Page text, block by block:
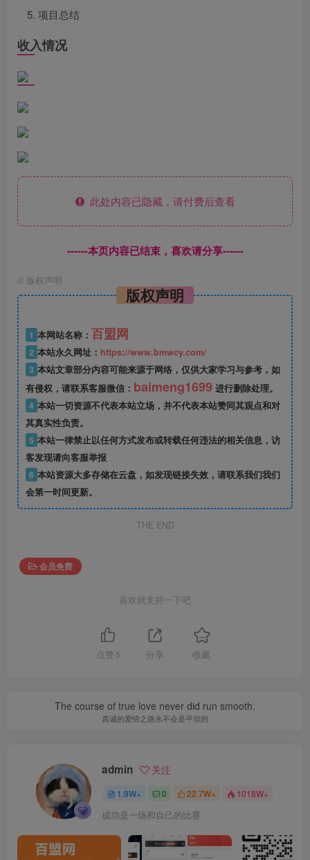
项目总结
收入情况
此处内容已隐藏，请付费后查看
------本页内容已结束，喜欢请分享------
© 版权声明
版权声明
1 本网站名称： 百盟网
2 本站永久网址： https://www.bmwcy.com/
3 本站文章部分内容可能来源于网络，仅供大家学习与参考，如
有侵权，请联系客服微信： baimeng1699 进行删除处理。
4 本站一切资源不代表本站立场，并不代表本站赞同其观点和对
其真实性负责。
5 本站一律禁止以任何方式发布或转载任何违法的相关信息，访
客发现请向客服举报
6 本站资源大多存储在云盘，如发现链接失效，请联系我们我们
会第一时间更新。
THE END
会员免费
喜欢就支持一下吧
点赞 5 分享 收藏
The course of true love never did run smooth.
真诚的爱情之路永不会是平坦的
admin 关注
1.9W+ 0 22.7W+ 1018W+
成功是一场和自己的比赛